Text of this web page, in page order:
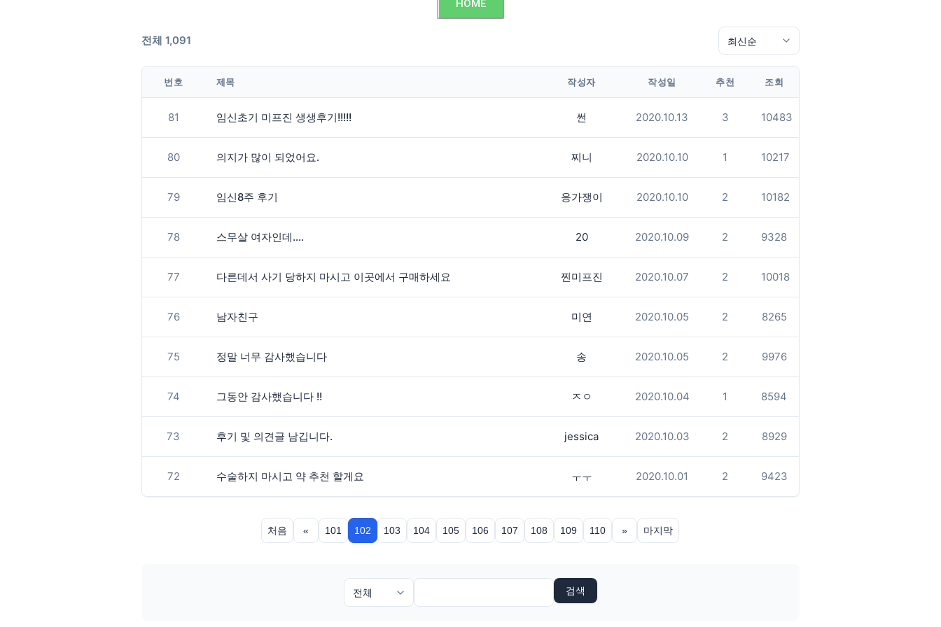
HOME
전체 1,091
번호 제목 작성자 작성일 추천 조회
81 임신초기 미프진 생생후기!!!!! 썬 2020.10.13 3 10483
80 의지가 많이 되었어요. 찌니 2020.10.10 1 10217
79 임신8주 후기 응가쟁이 2020.10.10 2 10182
78 스무살 여자인데.... 20 2020.10.09 2 9328
77 다른데서 사기 당하지 마시고 이곳에서 구매하세요 찐미프진 2020.10.07 2 10018
76 남자친구 미연 2020.10.05 2 8265
75 정말 너무 감사했습니다 송 2020.10.05 2 9976
74 그동안 감사했습니다 !! ㅈㅇ 2020.10.04 1 8594
73 후기 및 의견글 남깁니다. jessica 2020.10.03 2 8929
72 수술하지 마시고 약 추천 할게요 ㅜㅜ 2020.10.01 2 9423
처음 « 101 102 103 104 105 106 107 108 109 110 » 마지막
검색